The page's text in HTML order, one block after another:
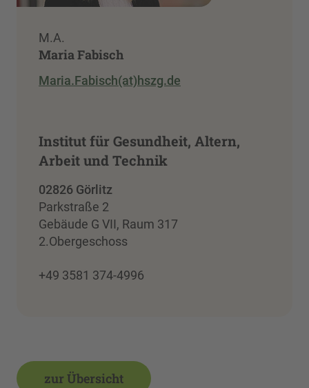
M.A.
Maria Fabisch
Maria.Fabisch(at)hszg.de
Institut für Gesundheit, Altern,
Arbeit und Technik
02826 Görlitz
Parkstraße 2
Gebäude G VII, Raum 317
2.Obergeschoss
+49 3581 374-4996
zur Übersicht